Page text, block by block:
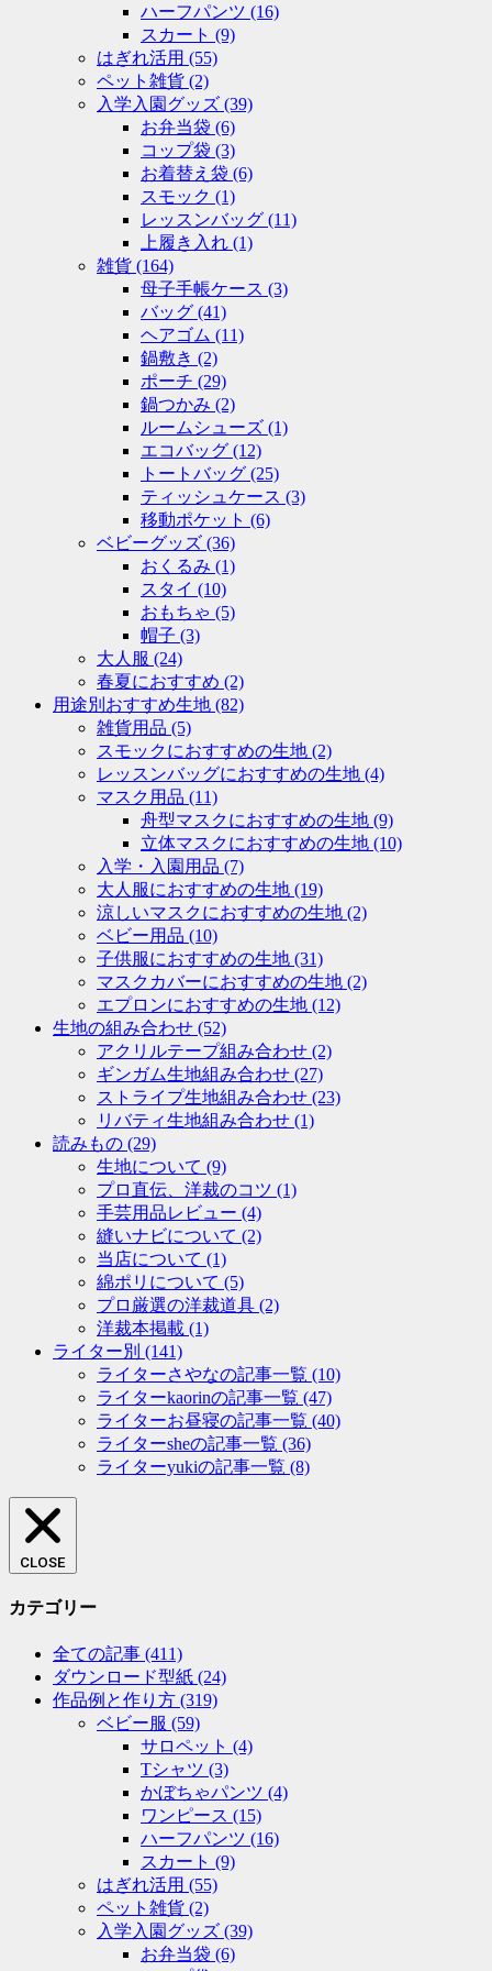
ハーフパンツ (16)
スカート (9)
はぎれ活用 (55)
ペット雑貨 (2)
入学入園グッズ (39)
お弁当袋 (6)
コップ袋 (3)
お着替え袋 (6)
スモック (1)
レッスンバッグ (11)
上履き入れ (1)
雑貨 (164)
母子手帳ケース (3)
バッグ (41)
ヘアゴム (11)
鍋敷き (2)
ポーチ (29)
鍋つかみ (2)
ルームシューズ (1)
エコバッグ (12)
トートバッグ (25)
ティッシュケース (3)
移動ポケット (6)
ベビーグッズ (36)
おくるみ (1)
スタイ (10)
おもちゃ (5)
帽子 (3)
大人服 (24)
春夏におすすめ (2)
用途別おすすめ生地 (82)
雑貨用品 (5)
スモックにおすすめの生地 (2)
レッスンバッグにおすすめの生地 (4)
マスク用品 (11)
舟型マスクにおすすめの生地 (9)
立体マスクにおすすめの生地 (10)
入学・入園用品 (7)
大人服におすすめの生地 (19)
涼しいマスクにおすすめの生地 (2)
ベビー用品 (10)
子供服におすすめの生地 (31)
マスクカバーにおすすめの生地 (2)
エプロンにおすすめの生地 (12)
生地の組み合わせ (52)
アクリルテープ組み合わせ (2)
ギンガム生地組み合わせ (27)
ストライプ生地組み合わせ (23)
リバティ生地組み合わせ (1)
読みもの (29)
生地について (9)
プロ直伝、洋裁のコツ (1)
手芸用品レビュー (4)
縫いナビについて (2)
当店について (1)
綿ポリについて (5)
プロ厳選の洋裁道具 (2)
洋裁本掲載 (1)
ライター別 (141)
ライターさやなの記事一覧 (10)
ライターkaorinの記事一覧 (47)
ライターお昼寝の記事一覧 (40)
ライターsheの記事一覧 (36)
ライターyukiの記事一覧 (8)
CLOSE
カテゴリー
全ての記事 (411)
ダウンロード型紙 (24)
作品例と作り方 (319)
ベビー服 (59)
サロペット (4)
Tシャツ (3)
かぼちゃパンツ (4)
ワンピース (15)
ハーフパンツ (16)
スカート (9)
はぎれ活用 (55)
ペット雑貨 (2)
入学入園グッズ (39)
お弁当袋 (6)